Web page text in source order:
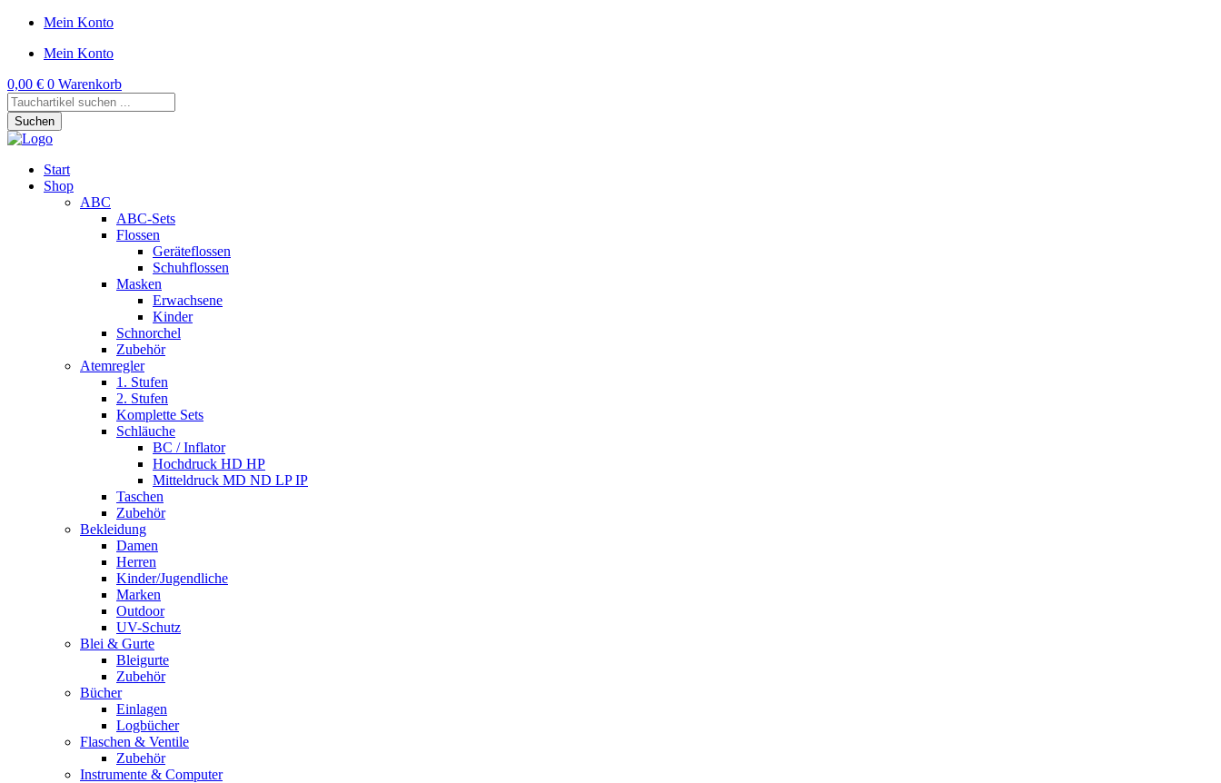
Mein Konto
Mein Konto
0,00 € 0 Warenkorb
Products
search
Suchen
Start
Shop
ABC
ABC-Sets
Flossen
Geräteflossen
Schuhflossen
Masken
Erwachsene
Kinder
Schnorchel
Zubehör
Atemregler
1. Stufen
2. Stufen
Komplette Sets
Schläuche
BC / Inflator
Hochdruck HD HP
Mitteldruck MD ND LP IP
Taschen
Zubehör
Bekleidung
Damen
Herren
Kinder/Jugendliche
Marken
Outdoor
UV-Schutz
Blei & Gurte
Bleigurte
Zubehör
Bücher
Einlagen
Logbücher
Flaschen & Ventile
Zubehör
Instrumente & Computer